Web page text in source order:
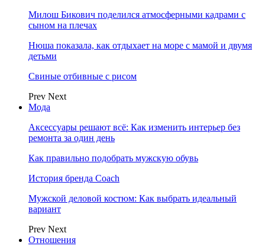
Милош Бикович поделился атмосферными кадрами с
сыном на плечах
Нюша показала, как отдыхает на море с мамой и двумя
детьми
Свиные отбивные с рисом
Prev Next
Мода
Аксессуары решают всё: Как изменить интерьер без
ремонта за один день
Как правильно подобрать мужскую обувь
История бренда Coach
Мужской деловой костюм: Как выбрать идеальный
вариант
Prev Next
Отношения